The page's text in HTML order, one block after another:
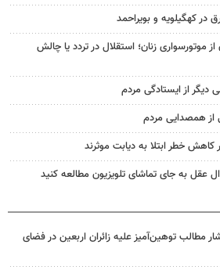
در کهگیلویه و بویراحمد
موتورسواری زنان؛ استقلال در تردد یا چالش
از ایستادگی مردم
از همصدایی مردم
خطر ابتلا به دیابت موثرند
عقل به جای تماشای تلویزیون مطالعه کنید
مطالب توهین‌آمیز علیه زائران اربعین در فضای